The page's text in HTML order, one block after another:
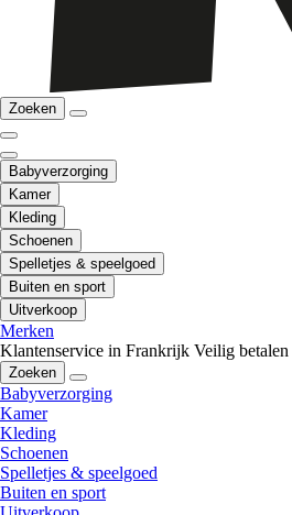
Zoeken
Babyverzorging
Kamer
Kleding
Schoenen
Spelletjes & speelgoed
Buiten en sport
Uitverkoop
Merken
Klantenservice in Frankrijk Veilig betalen
Zoeken
Babyverzorging
Kamer
Kleding
Schoenen
Spelletjes & speelgoed
Buiten en sport